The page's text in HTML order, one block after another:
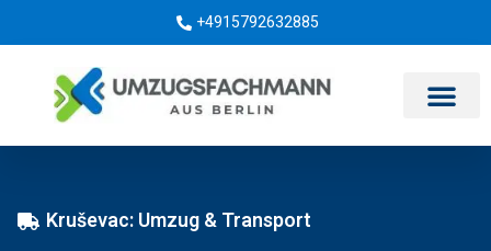
+4915792632885
Kruševac: Umzug & Transport